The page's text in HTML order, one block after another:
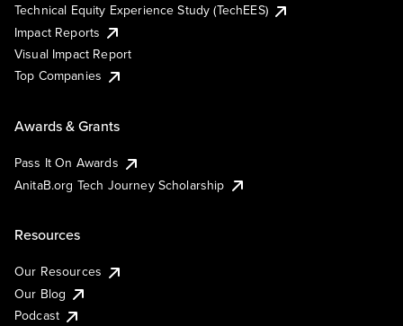
Technical Equity Experience Study (TechEES)
Impact Reports
Visual Impact Report
Top Companies
Awards & Grants
Pass It On Awards
AnitaB.org Tech Journey Scholarship
Resources
Our Resources
Our Blog
Podcast